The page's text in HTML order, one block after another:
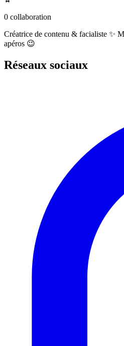
0 collaboration
Créatrice de contenu & facialiste ✨
apéros 😉
Réseaux sociaux